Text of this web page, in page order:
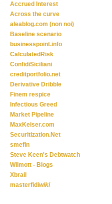
Accrued Interest
Across the curve
aleablog.com (non noi)
Baseline scenario
businesspoint.info
CalculatedRisk
ConfidiSiciliani
creditportfolio.net
Derivative Dribble
Finem respice
Infectious Greed
Market Pipeline
MaxKeiser.com
Securitization.Net
smefin
Steve Keen's Debtwatch
Wilmott - Blogs
Xbrail
masterfidiwiki